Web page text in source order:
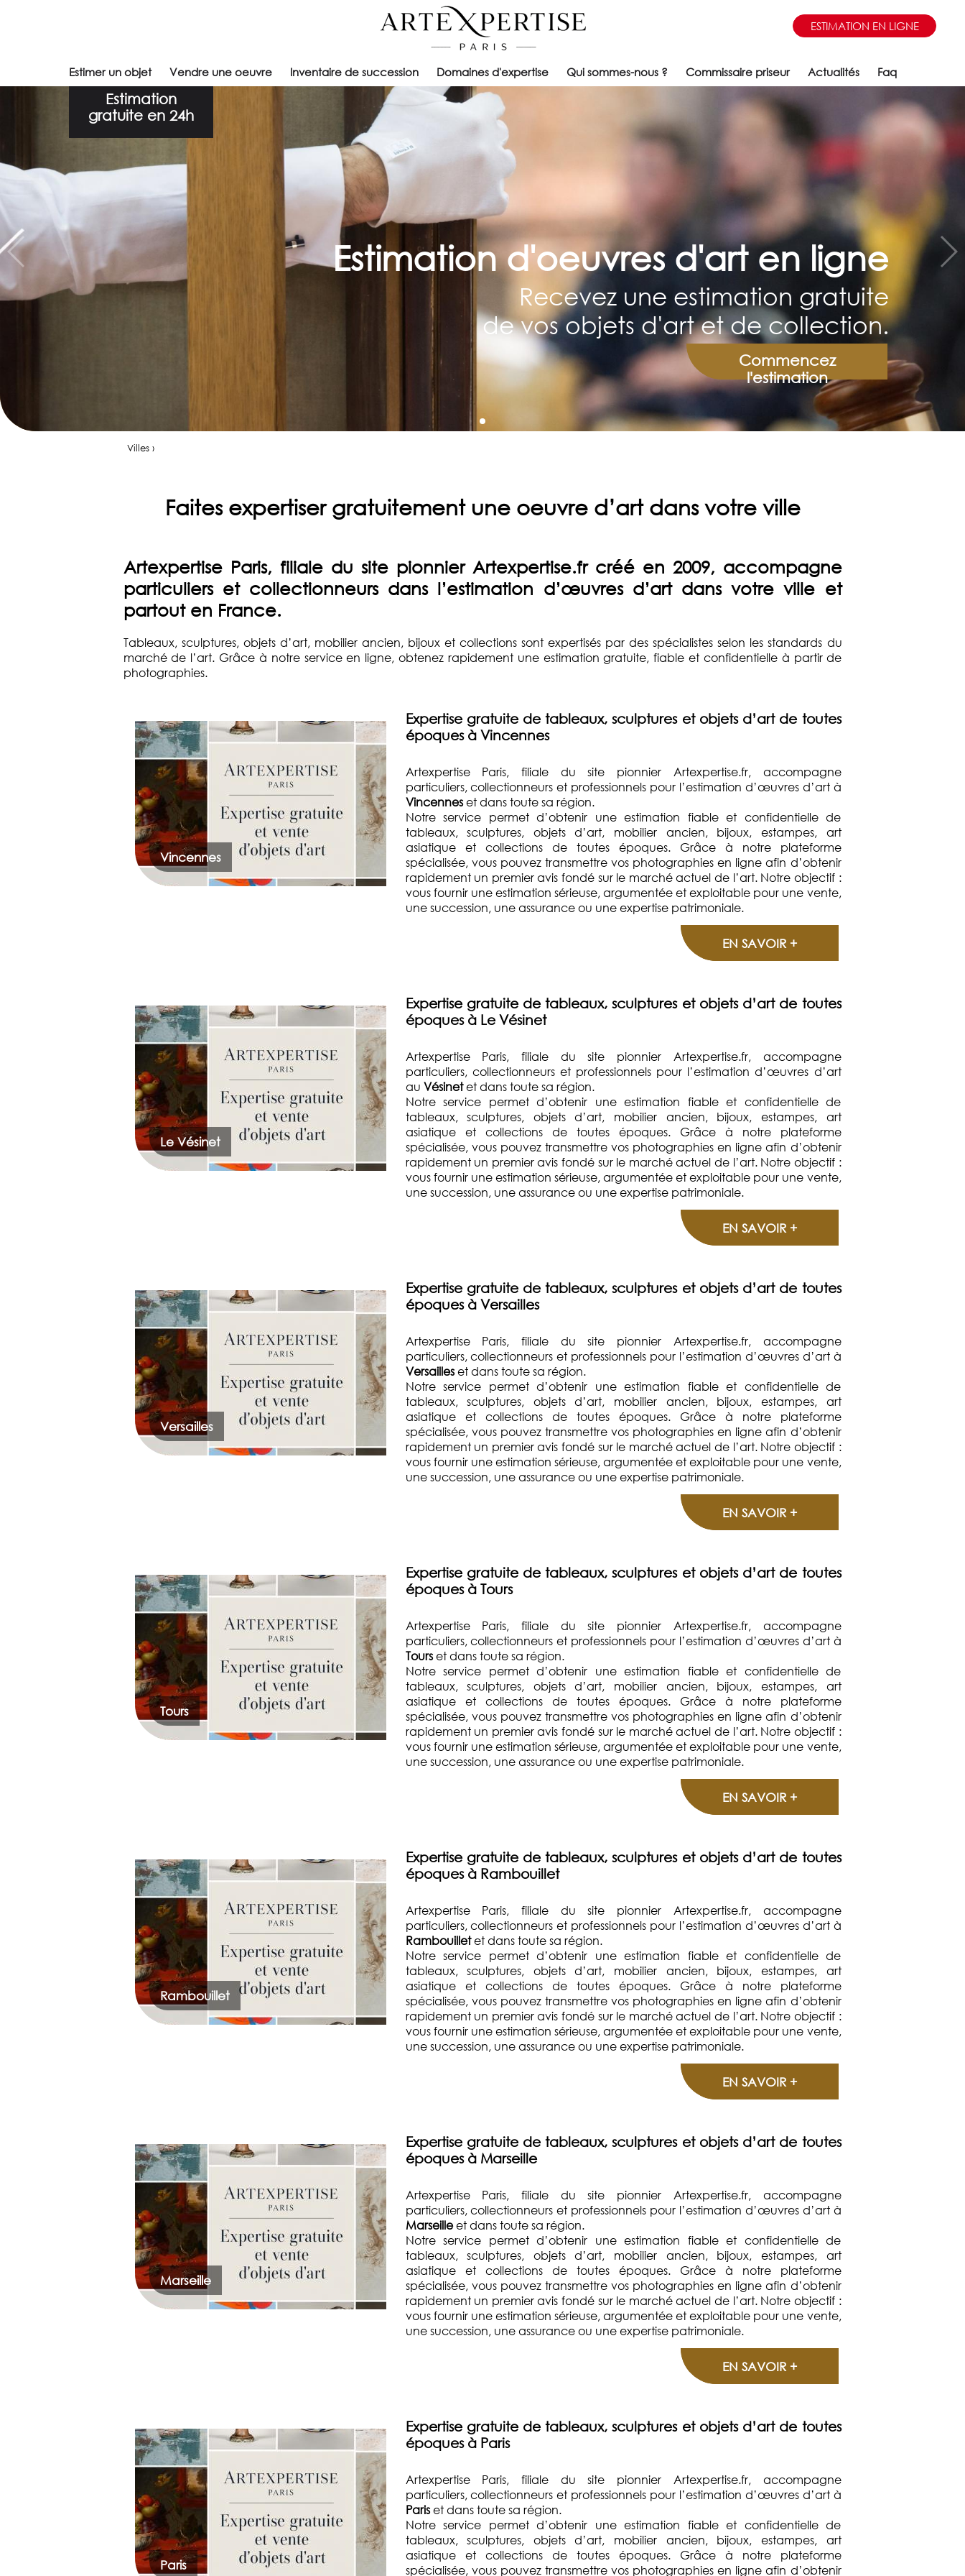
ESTIMATION EN LIGNE
Estimer un objet Vendre une oeuvre Inventaire de succession Domaines d'expertise Qui sommes-nous ? Commissaire priseur Actualités Faq
Estimation
gratuite en 24h
Estimation d'oeuvres d'art en ligne
Recevez une estimation gratuite
de vos objets d'art et de collection.
Commencez
l'estimation
Villes ›
Faites expertiser gratuitement une oeuvre d’art dans votre ville
Artexpertise Paris, filiale du site pionnier Artexpertise.frcréé en 2009, accompagne
particuliers et collectionneurs dans l’estimation d’œuvres d’art dans votre ville et
partout en France.
Tableaux, sculptures, objets d’art, mobilier ancien, bijoux et collections sont expertisés par des spécialistes selon les standards du
marché de l’art. Grâce à notre service en ligne, obtenez rapidement une estimation gratuite, fiable et confidentielle à partir de
photographies.
Vincennes
Expertise gratuite de tableaux, sculptures et objets d’art de toutes
époques à Vincennes
Artexpertise Paris, filiale du site pionnier Artexpertise.fr, accompagne
particuliers, collectionneurs et professionnels pour l’estimation d’œuvres d’art à
Vincenneset dans toute sa région.
Notre service permet d’obtenir une estimation fiable et confidentielle de
tableaux, sculptures, objets d’art, mobilier ancien, bijoux, estampes, art
asiatique et collections de toutes époques. Grâce à notre plateforme
spécialisée, vous pouvez transmettre vos photographies en ligne afin d’obtenir
rapidement un premier avis fondé sur le marché actuel de l’art. Notre objectif :
vous fournir une estimation sérieuse, argumentée et exploitable pour une vente,
une succession, une assurance ou une expertise patrimoniale.
EN SAVOIR +
Le Vésinet
Expertise gratuite de tableaux, sculptures et objets d’art de toutes
époques à Le Vésinet
Artexpertise Paris, filiale du site pionnier Artexpertise.fr, accompagne
particuliers, collectionneurs et professionnels pour l’estimation d’œuvres d’art
au Vésinetet dans toute sa région.
Notre service permet d’obtenir une estimation fiable et confidentielle de
tableaux, sculptures, objets d’art, mobilier ancien, bijoux, estampes, art
asiatique et collections de toutes époques. Grâce à notre plateforme
spécialisée, vous pouvez transmettre vos photographies en ligne afin d’obtenir
rapidement un premier avis fondé sur le marché actuel de l’art. Notre objectif :
vous fournir une estimation sérieuse, argumentée et exploitable pour une vente,
une succession, une assurance ou une expertise patrimoniale.
EN SAVOIR +
Versailles
Expertise gratuite de tableaux, sculptures et objets d’art de toutes
époques à Versailles
Artexpertise Paris, filiale du site pionnier Artexpertise.fr, accompagne
particuliers, collectionneurs et professionnels pour l’estimation d’œuvres d’art à
Versailleset dans toute sa région.
Notre service permet d’obtenir une estimation fiable et confidentielle de
tableaux, sculptures, objets d’art, mobilier ancien, bijoux, estampes, art
asiatique et collections de toutes époques. Grâce à notre plateforme
spécialisée, vous pouvez transmettre vos photographies en ligne afin d’obtenir
rapidement un premier avis fondé sur le marché actuel de l’art. Notre objectif :
vous fournir une estimation sérieuse, argumentée et exploitable pour une vente,
une succession, une assurance ou une expertise patrimoniale.
EN SAVOIR +
Tours
Expertise gratuite de tableaux, sculptures et objets d’art de toutes
époques à Tours
Artexpertise Paris, filiale du site pionnier Artexpertise.fr, accompagne
particuliers, collectionneurs et professionnels pour l’estimation d’œuvres d’art à
Tourset dans toute sa région.
Notre service permet d’obtenir une estimation fiable et confidentielle de
tableaux, sculptures, objets d’art, mobilier ancien, bijoux, estampes, art
asiatique et collections de toutes époques. Grâce à notre plateforme
spécialisée, vous pouvez transmettre vos photographies en ligne afin d’obtenir
rapidement un premier avis fondé sur le marché actuel de l’art. Notre objectif :
vous fournir une estimation sérieuse, argumentée et exploitable pour une vente,
une succession, une assurance ou une expertise patrimoniale.
EN SAVOIR +
Rambouillet
Expertise gratuite de tableaux, sculptures et objets d’art de toutes
époques à Rambouillet
Artexpertise Paris, filiale du site pionnier Artexpertise.fr, accompagne
particuliers, collectionneurs et professionnels pour l’estimation d’œuvres d’art à
Rambouilletet dans toute sa région.
Notre service permet d’obtenir une estimation fiable et confidentielle de
tableaux, sculptures, objets d’art, mobilier ancien, bijoux, estampes, art
asiatique et collections de toutes époques. Grâce à notre plateforme
spécialisée, vous pouvez transmettre vos photographies en ligne afin d’obtenir
rapidement un premier avis fondé sur le marché actuel de l’art. Notre objectif :
vous fournir une estimation sérieuse, argumentée et exploitable pour une vente,
une succession, une assurance ou une expertise patrimoniale.
EN SAVOIR +
Marseille
Expertise gratuite de tableaux, sculptures et objets d’art de toutes
époques à Marseille
Artexpertise Paris, filiale du site pionnier Artexpertise.fr, accompagne
particuliers, collectionneurs et professionnels pour l’estimation d’œuvres d’art à
Marseilleet dans toute sa région.
Notre service permet d’obtenir une estimation fiable et confidentielle de
tableaux, sculptures, objets d’art, mobilier ancien, bijoux, estampes, art
asiatique et collections de toutes époques. Grâce à notre plateforme
spécialisée, vous pouvez transmettre vos photographies en ligne afin d’obtenir
rapidement un premier avis fondé sur le marché actuel de l’art. Notre objectif :
vous fournir une estimation sérieuse, argumentée et exploitable pour une vente,
une succession, une assurance ou une expertise patrimoniale.
EN SAVOIR +
Paris
Expertise gratuite de tableaux, sculptures et objets d’art de toutes
époques à Paris
Artexpertise Paris, filiale du site pionnier Artexpertise.fr, accompagne
particuliers, collectionneurs et professionnels pour l’estimation d’œuvres d’art à
Pariset dans toute sa région.
Notre service permet d’obtenir une estimation fiable et confidentielle de
tableaux, sculptures, objets d’art, mobilier ancien, bijoux, estampes, art
asiatique et collections de toutes époques. Grâce à notre plateforme
spécialisée, vous pouvez transmettre vos photographies en ligne afin d’obtenir